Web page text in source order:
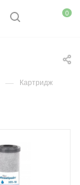
0
— Картридж